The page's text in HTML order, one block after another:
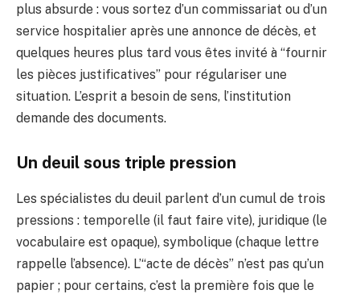
plus absurde : vous sortez d’un commissariat ou d’un
service hospitalier après une annonce de décès, et
quelques heures plus tard vous êtes invité à “fournir
les pièces justificatives” pour régulariser une
situation. L’esprit a besoin de sens, l’institution
demande des documents.
Un deuil sous triple pression
Les spécialistes du deuil parlent d’un cumul de trois
pressions : temporelle (il faut faire vite), juridique (le
vocabulaire est opaque), symbolique (chaque lettre
rappelle l’absence). L’“acte de décès” n’est pas qu’un
papier ; pour certains, c’est la première fois que le